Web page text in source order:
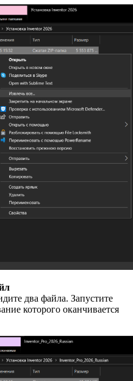
два файла. Запустите
которого оканчивается